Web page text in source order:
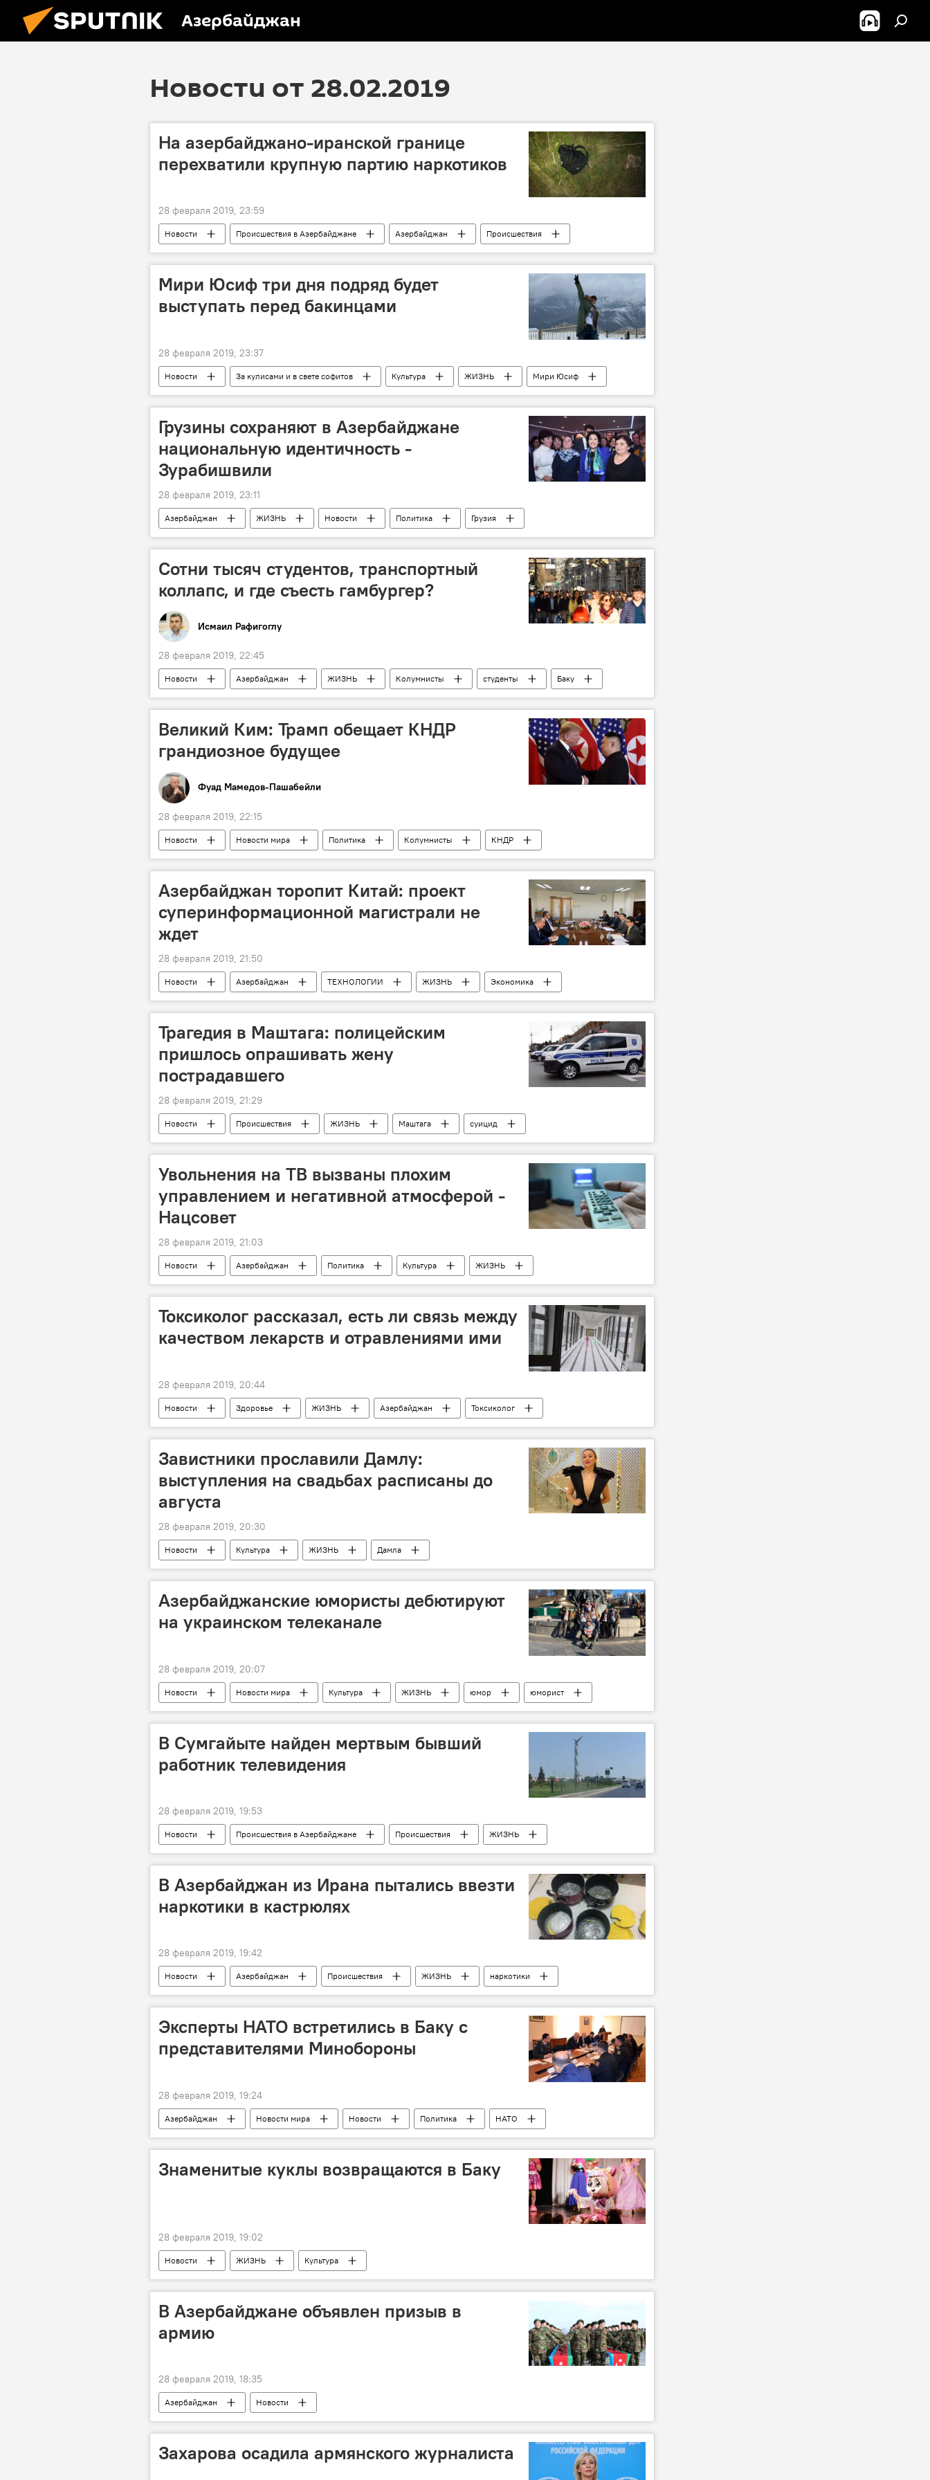
Азербайджан
Новости от 28.02.2019
На азербайджано-иранской границе
перехватили крупную партию наркотиков
28 февраля 2019, 23:59
Новости Происшествия в Азербайджане Азербайджан
Происшествия
ЖИЗНЬ
наркотики Государственная пограничная служба АР
Мири Юсиф три дня подряд будет
выступать перед бакинцами
28 февраля 2019, 23:37
Новости За кулисами и в свете софитов Культура ЖИЗНЬ
Мири Юсиф
концерт
Грузины сохраняют в Азербайджане
национальную идентичность -
Зурабишвили
28 февраля 2019, 23:11
Азербайджан ЖИЗНЬ Новости Политика
Грузия
Гахский район
визит
Сотни тысяч студентов, транспортный
коллапс, и где съесть гамбургер?
Исмаил Рафигоглу
28 февраля 2019, 22:45
Новости Азербайджан ЖИЗНЬ Колумнисты студенты
Баку
вузы
транспорт
Великий Ким: Трамп обещает КНДР
грандиозное будущее
Фуад Мамедов-Пашабейли
28 февраля 2019, 22:15
Новости Новости мира Политика Колумнисты
КНДР
Дональд Трамп
Ким Чен Ын
Азербайджан торопит Китай: проект
суперинформационной магистрали не
ждет
28 февраля 2019, 21:50
Новости Азербайджан ТЕХНОЛОГИИ ЖИЗНЬ
Экономика
TASIM
Китай Рамин Гулузаде
Трагедия в Маштага: полицейским
пришлось опрашивать жену
пострадавшего
28 февраля 2019, 21:29
Новости Происшествия ЖИЗНЬ Маштага суицид
Увольнения на ТВ вызваны плохим
управлением и негативной атмосферой -
Нацсовет
28 февраля 2019, 21:03
Новости Азербайджан Политика Культура
ЖИЗНЬ
Национальный совет по телевидению и радио (НСТР)
Увольнения
Токсиколог рассказал, есть ли связь между
качеством лекарств и отравлениями ими
28 февраля 2019, 20:44
Новости Здоровье ЖИЗНЬ Азербайджан
Токсиколог
Отравления
Азер Магсудов лекарства
Завистники прославили Дамлу:
выступления на свадьбах расписаны до
августа
28 февраля 2019, 20:30
Новости Культура ЖИЗНЬ Дамла
Азербайджанские юмористы дебютируют
на украинском телеканале
28 февраля 2019, 20:07
Новости Новости мира Культура ЖИЗНЬ юмор
юморист
Украина
В Сумгайыте найден мертвым бывший
работник телевидения
28 февраля 2019, 19:53
Новости Происшествия в Азербайджане Происшествия
ЖИЗНЬ
суицид
Сумгайыт
В Азербайджан из Ирана пытались ввезти
наркотики в кастрюлях
28 февраля 2019, 19:42
Новости Азербайджан Происшествия ЖИЗНЬ
наркотики
контрабанда
Государственный таможенный комитет АР
Эксперты НАТО встретились в Баку с
представителями Минобороны
28 февраля 2019, 19:24
Азербайджан Новости мира Новости Политика
НАТО
Министерство обороны АР
Знаменитые куклы возвращаются в Баку
28 февраля 2019, 19:02
Новости ЖИЗНЬ Культура
В Азербайджане объявлен призыв в
армию
28 февраля 2019, 18:35
Азербайджан Новости
Захарова осадила армянского журналиста